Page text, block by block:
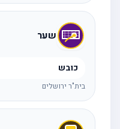
שער
כובש
בית"ר ירושלים